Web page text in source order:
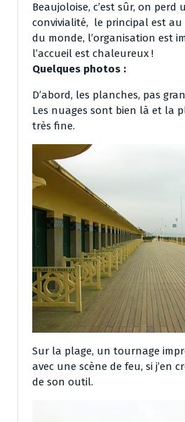
Beaujoloise, c’est sûr, on perd
convivialité, le principal est au
du monde, l’organisation est
l’accueil est chaleureux !
Quelques photos :
D’abord, les planches, pas
Les nuages sont bien là et la
très fine.
Sur la plage, un tournage
avec une scène de feu, si j’en
de son outil.